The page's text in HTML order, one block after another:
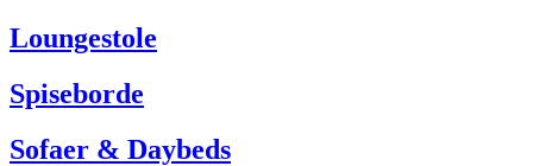
Loungestole
Spiseborde
Sofaer & Daybeds